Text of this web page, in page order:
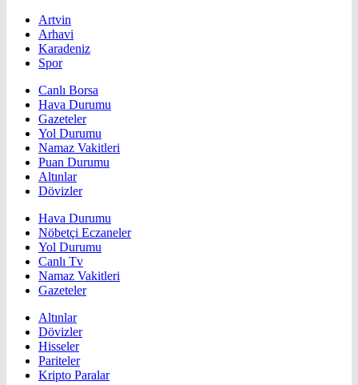
Artvin
Arhavi
Karadeniz
Spor
Canlı Borsa
Hava Durumu
Gazeteler
Yol Durumu
Namaz Vakitleri
Puan Durumu
Altınlar
Dövizler
Hava Durumu
Nöbetçi Eczaneler
Yol Durumu
Canlı Tv
Namaz Vakitleri
Gazeteler
Altınlar
Dövizler
Hisseler
Pariteler
Kripto Paralar